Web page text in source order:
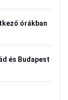
órákban
és Budapest